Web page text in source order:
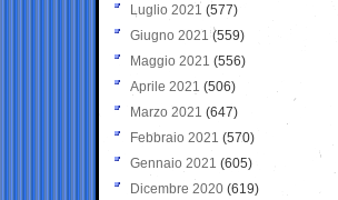
Luglio 2021 (577)
Giugno 2021(559)
Maggio 2021 (556)
Aprile 2021 (506)
Marzo 2021 (647)
Febbraio 2021 (570)
Gennaio 2021 (605)
Dicembre 2020 (619)